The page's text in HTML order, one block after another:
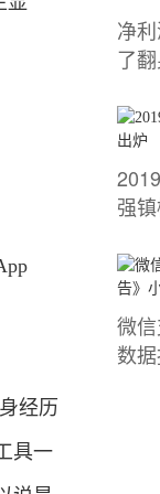
经历
具一
净
了翻
强
微
数